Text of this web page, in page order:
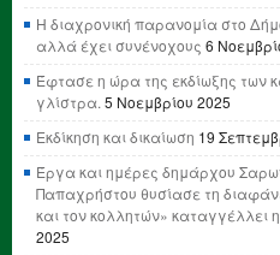
Η διαχρονική παρανομία στο
αλλά έχει συνένοχους 6
Έφτασε η ώρα της εκδίωξης των
γλίστρα. 5 Νοεμβρίου 2025
Εκδίκηση και δικαίωση 19
Έργα και ημέρες δημάρχου
Παπαχρήστου θυσίασε τη
και τον κολλητών» καταγγέλλει
2025